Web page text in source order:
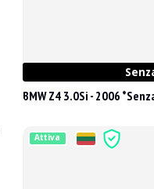
BMW Z4 3.0Si - 2006
Attiva